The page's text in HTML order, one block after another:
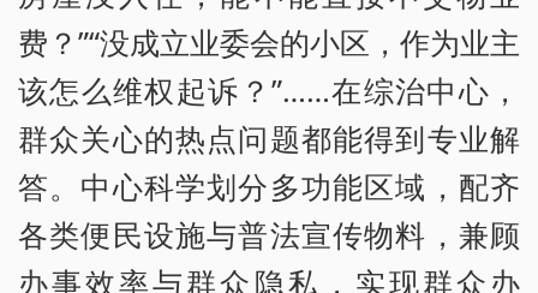
费？”“没成立业委会的小区，作为业主
该怎么维权起诉？”……在综治中心，
群众关心的热点问题都能得到专业解
答。中心科学划分多功能区域，配齐
各类便民设施与普法宣传物料，兼顾
办事效率与群众隐私，实现群众办